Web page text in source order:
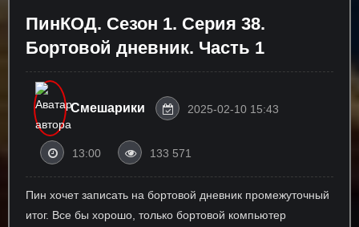
ПинКОД. Сезон 1. Серия 38.
Бортовой дневник. Часть 1
Смешарики 2025-02-10 15:43
13:00 133 571
Пин хочет записать на бортовой дневник промежуточный
итог. Все бы хорошо, только бортовой компьютер